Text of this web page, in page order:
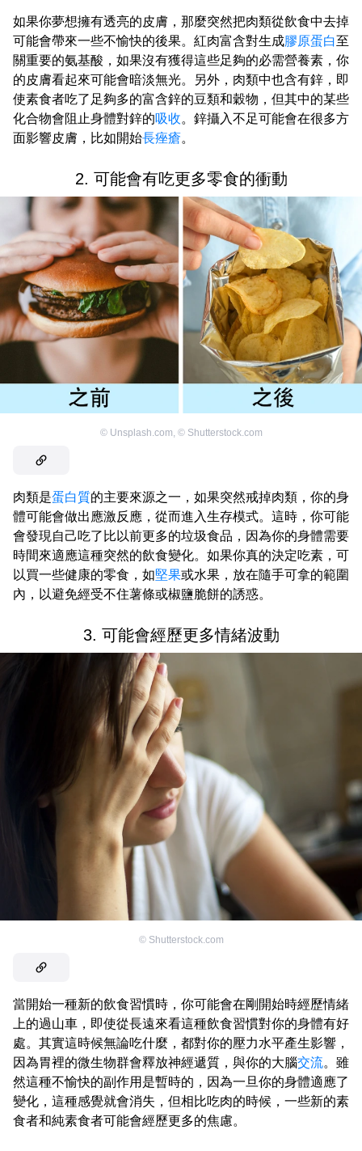
如果你夢想擁有透亮的皮膚，那麼突然把肉類從飲食中去掉
可能會帶來一些不愉快的後果。紅肉富含對生成膠原蛋白至
關重要的氨基酸，如果沒有獲得這些足夠的必需營養素，你
的皮膚看起來可能會暗淡無光。另外，肉類中也含有鋅，即
使素食者吃了足夠多的富含鋅的豆類和穀物，但其中的某些
化合物會阻止身體對鋅的吸收。鋅攝入不足可能會在很多方
面影響皮膚，比如開始長痤瘡。
2. 可能會有吃更多零食的衝動
© Unsplash.com © Shutterstock.com
肉類是蛋白質的主要來源之一，如果突然戒掉肉類，你的身
體可能會做出應激反應，從而進入生存模式。這時，你可能
會發現自己吃了比以前更多的垃圾食品，因為你的身體需要
時間來適應這種突然的飲食變化。如果你真的決定吃素，可
以買一些健康的零食，如堅果或水果，放在隨手可拿的範圍
內，以避免經受不住薯條或椒鹽脆餅的誘惑。
3. 可能會經歷更多情緒波動
© Shutterstock.com
當開始一種新的飲食習慣時，你可能會在剛開始時經歷情緒
上的過山車，即使從長遠來看這種飲食習慣對你的身體有好
處。其實這時候無論吃什麼，都對你的壓力水平產生影響，
因為胃裡的微生物群會釋放神經遞質，與你的大腦交流。雖
然這種不愉快的副作用是暫時的，因為一旦你的身體適應了
變化，這種感覺就會消失，但相比吃肉的時候，一些新的素
食者和純素食者可能會經歷更多的焦慮。